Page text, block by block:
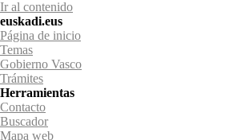
Ir al contenido
euskadi.eus
Página de inicio
Temas
Gobierno Vasco
Trámites
Herramientas
Contacto
Buscador
Mapa web